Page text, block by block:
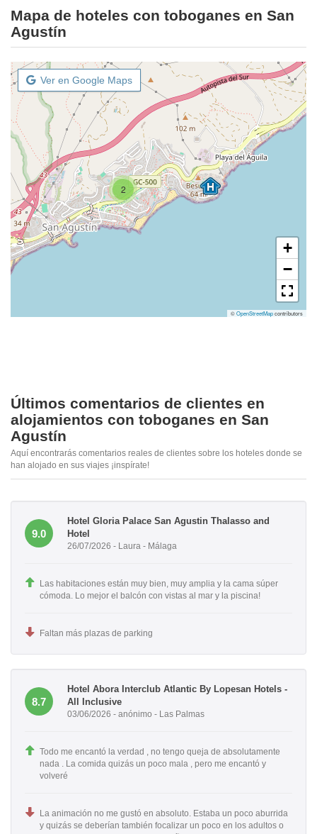
Mapa de hoteles con toboganes en San
Agustín
Ver en Google Maps
2
+
−
©OpenStreetMapcontributors
Últimos comentarios de clientes en
alojamientos con toboganes en San
Agustín
Aquí encontrarás comentarios reales de clientes sobre los hoteles donde se
han alojado en sus viajes ¡inspírate!
9.0
Hotel Gloria Palace San Agustin Thalasso and
Hotel
26/07/2026 - Laura - Málaga
Las habitaciones están muy bien, muy amplia y la cama súper
cómoda. Lo mejor el balcón con vistas al mar y la piscina!
Faltan más plazas de parking
8.7
Hotel Abora Interclub Atlantic By Lopesan Hotels -
All Inclusive
03/06/2026 - anónimo - Las Palmas
Todo me encantó la verdad , no tengo queja de absolutamente
nada . La comida quizás un poco mala , pero me encantó y
volveré
La animación no me gustó en absoluto. Estaba un poco aburrida
y quizás se deberían también focalizar un poco en los adultos o